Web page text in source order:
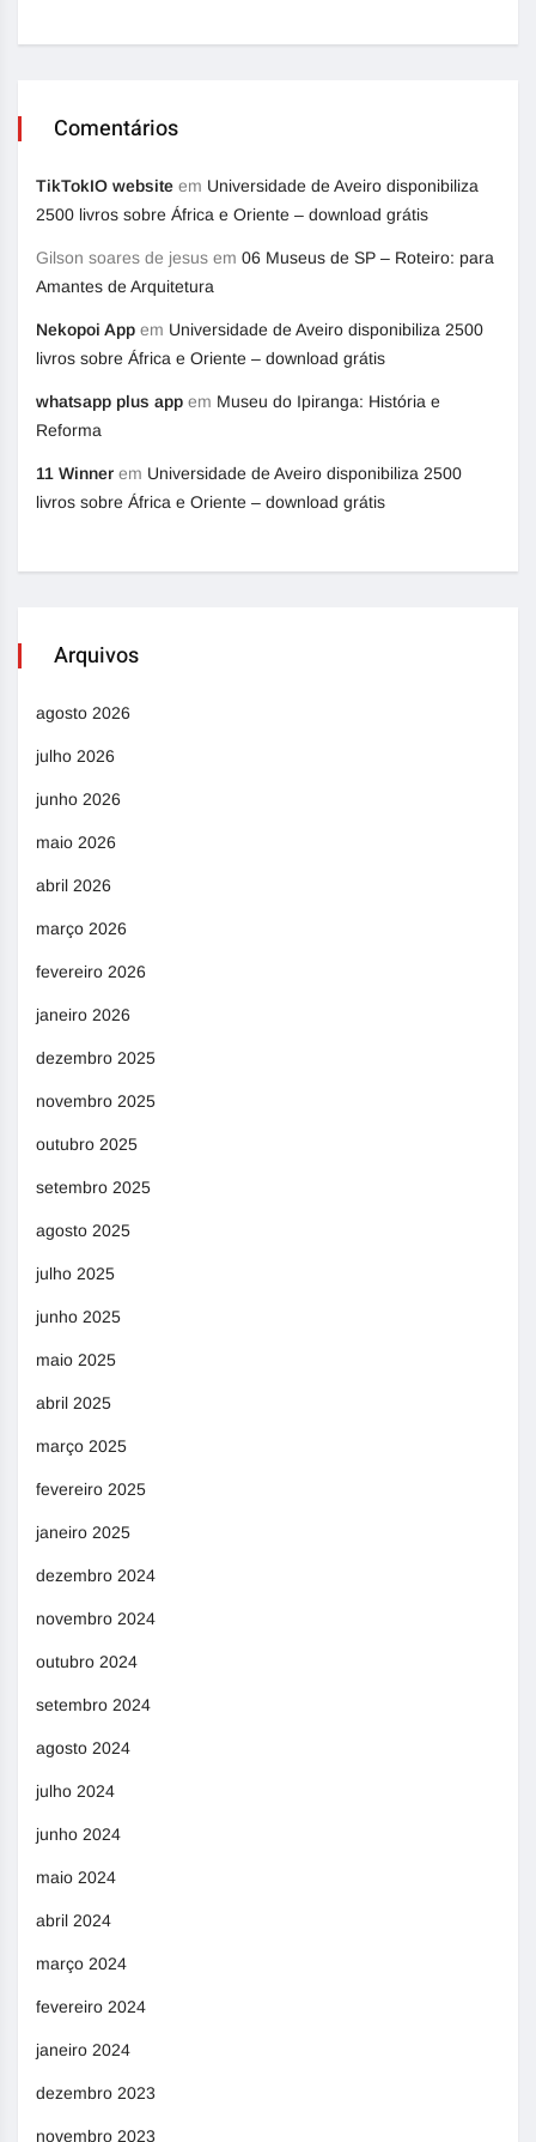
Comentários
TikTokIO website em Universidade de Aveiro disponibiliza
2500 livros sobre África e Oriente – download grátis
Gilson soares de jesus em 06 Museus de SP – Roteiro: para
Amantes de Arquitetura
Nekopoi App em Universidade de Aveiro disponibiliza 2500
livros sobre África e Oriente – download grátis
whatsapp plus app em Museu do Ipiranga: História e
Reforma
11 Winner em Universidade de Aveiro disponibiliza 2500
livros sobre África e Oriente – download grátis
Arquivos
agosto 2026
julho 2026
junho 2026
maio 2026
abril 2026
março 2026
fevereiro 2026
janeiro 2026
dezembro 2025
novembro 2025
outubro 2025
setembro 2025
agosto 2025
julho 2025
junho 2025
maio 2025
abril 2025
março 2025
fevereiro 2025
janeiro 2025
dezembro 2024
novembro 2024
outubro 2024
setembro 2024
agosto 2024
julho 2024
junho 2024
maio 2024
abril 2024
março 2024
fevereiro 2024
janeiro 2024
dezembro 2023
novembro 2023